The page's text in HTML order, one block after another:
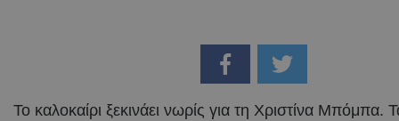
Το καλοκαίρι ξεκινάει νωρίς για τη Χριστίνα Μπόμπα.